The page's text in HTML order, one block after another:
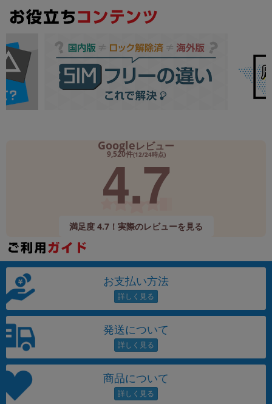
Googleレビュー
9,520件(12/24時点)
4.7
満足度 4.7！実際のレビューを見る
お支払い方法
発送について
商品について